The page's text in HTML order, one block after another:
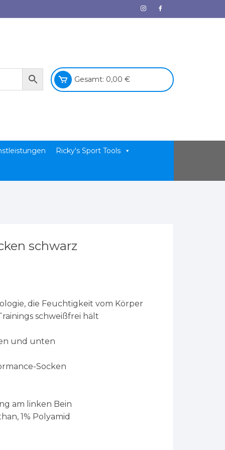
Gesamt: 0,00 €
Ricky's Sport Tools
schwarz
die Feuchtigkeit vom Körper
schweißfrei hält
und unten
Socken
am linken Bein
1% Polyamid